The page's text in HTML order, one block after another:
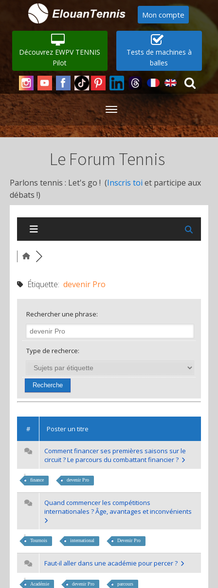
Mon compte
Découvrez EWPV TENNIS
Pilot
Tests de machines à
balles
Le Forum Tennis
Parlons tennis : Let's go ! (Inscris toi et participe aux
débats !)
Étiquette: devenir Pro
Rechercher une phrase:
Type de recherce:
# Poster un titre
Comment financer ses premières saisons sur le
circuit ? Le parcours du combattant financier ?
finance devenir Pro
Quand commencer les compétitions
internationales ? Âge, avantages et inconvénients
Tournois international Devenir Pro
Faut-il aller dans une académie pour percer ?
Académie devenir Pro parcours